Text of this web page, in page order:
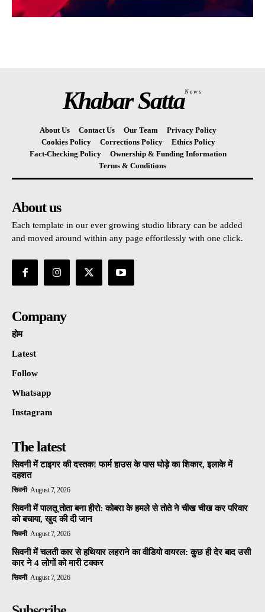
Khabar SattaNews
About Us Contact Us Our Team
Privacy Policy
Cookies Policy
Corrections Policy
Ethics Policy
Fact-Checking Policy
Ownership & Funding Information
Terms & Conditions
About us
Each template in our ever growing studio library can be added
and moved around within any page effortlessly with one click.
Company
होम
Latest
Follow
Whatsapp
Instagram
The latest
सिवनी में टाइगर की दस्तक! फार्म हाउस के पास घोड़े का शिकार, इलाके में
दहशत
सिवनी August 7, 2026
सिवनी में पालतू तोता बना हीरो: कोबरा के हमले से तोते ने चीख चीख कर परिवार
को बचाया, खुद की दी जान
सिवनी August 7, 2026
सिवनी में चलती कार से हथियार लहराने का वीडियो वायरल: कुछ ही देर बाद उसी
कार ने 4 लोगों को मारी टक्कर
सिवनी August 7, 2026